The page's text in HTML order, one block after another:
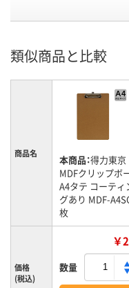
類似商品と比較
商品名 本商品：得力東京
MDFクリップボ
A4タテ コーティ
グあり MDF-
枚
価格
(税込)
￥
数量